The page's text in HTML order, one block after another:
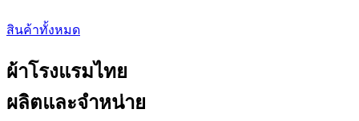
สินค้าทั้งหมด
ผ้าโรงแรมไทย
ผลิตและจำหน่าย​